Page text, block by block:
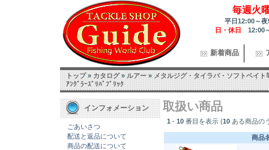
毎週火
平日12:00～
日・休日 12:00
新着商品
トップ»カタログ»ルアー»メタルジグ・タイラバ・ソフトベイト
ｱﾝｸﾞﾗｰｽﾞﾘﾊﾟﾌﾞﾘｯｸ
インフォメーション
ごあいさつ
配送と返品について
商品の配送について
取扱い商品
1 - 10 番目を表示 (10 ある商品の
商品